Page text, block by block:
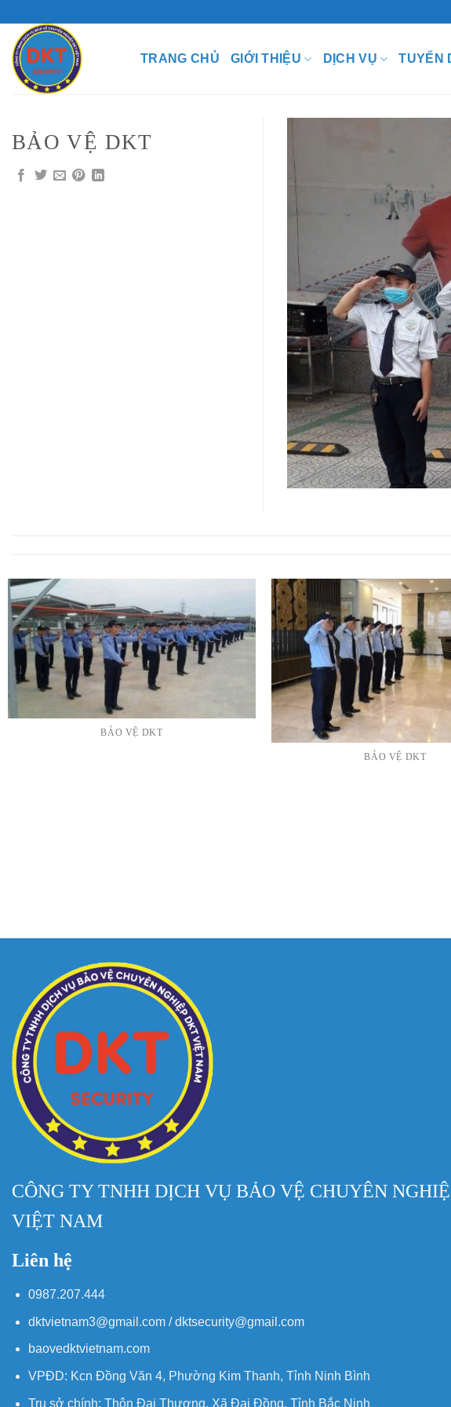
nội
dung
TRANG CHỦ GIỚI THIỆU DỊCH VỤ TUYỂN
BẢO VỆ DKT
BẢO VỆ DKT
BẢO VỆ DKT
CÔNG TY TNHH DỊCH VỤ BẢO VỆ CHUYÊN
VIỆT NAM
Liên hệ
0987.207.444
dktvietnam3@gmail.com / dktsecurity@gmail.com
baovedktvietnam.com
VPĐD: Kcn Đồng Văn 4, Phường Kim Thanh, Tỉnh Ninh Bình
Trụ sở chính: Thôn Đại Thượng, Xã Đại Đồng, Tỉnh Bắc Ninh